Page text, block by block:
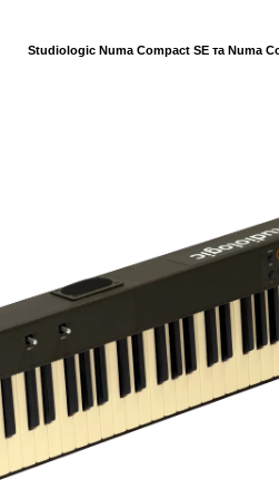
Studiologic Numa Compact SE та Numa